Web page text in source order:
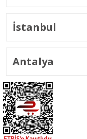
İstanbul
Antalya